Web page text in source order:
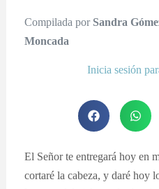
Compilada por Sandra
Moncada
Inicia sesión
El Señor te entregará hoy en
cortaré la cabeza, y daré hoy